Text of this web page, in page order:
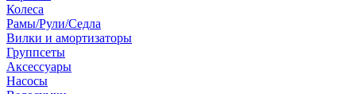
Колеса
Рамы/Рули/Седла
Вилки и амортизаторы
Группсеты
Аксессуары
Насосы